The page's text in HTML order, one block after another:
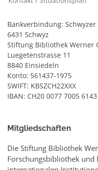
Bankverbindung:
6431 Schwyz
Stiftung Bibliothek Werner
Luegetenstrasse 11
8840 Einsiedeln
Konto: 561437-1975
SWIFT: KBSZCH22XXX
IBAN: CH20 0077 7005
Mitgliedschaften
Die Stiftung Bibliothek
Forschungsbibliothek